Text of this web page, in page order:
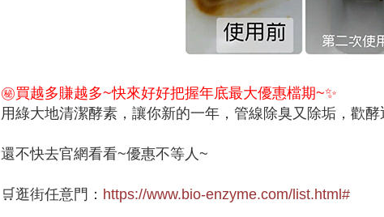
㊙買越多賺越多~快來好好把握年底最大優惠檔期~✨
用綠大地清潔酵素，讓你新的一年，管線除臭又除垢，歡
還不快去官網看看~優惠不等人~
🛒逛街任意門： https://www.bio-enzyme.com/list.html#